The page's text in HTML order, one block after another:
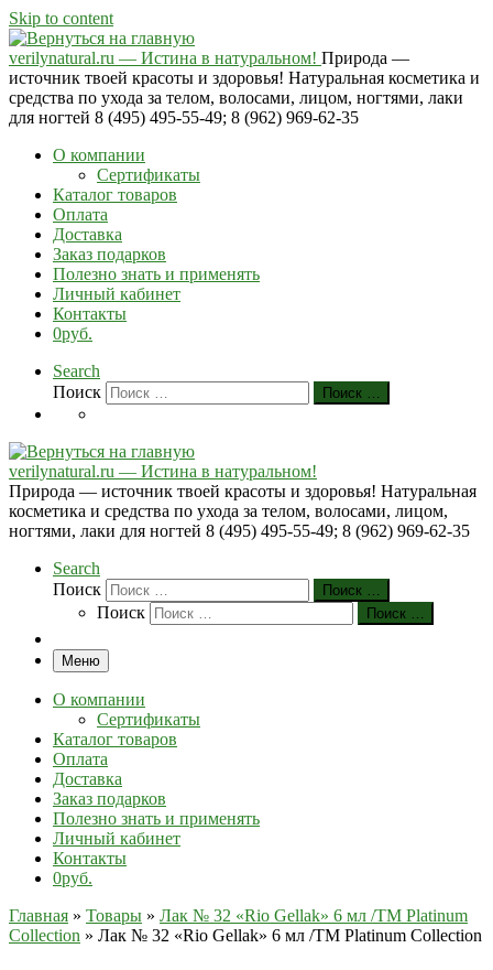
Skip to content
verilynatural.ru — Истина в натуральном! Природа —
источник твоей красоты и здоровья! Натуральная косметика и
средства по ухода за телом, волосами, лицом, ногтями, лаки
для ногтей 8 (495) 495-55-49; 8 (962) 969-62-35
О компании
Сертификаты
Каталог товаров
Оплата
Доставка
Заказ подарков
Полезно знать и применять
Личный кабинет
Контакты
0руб.
Search
Поиск
Поиск …
verilynatural.ru — Истина в натуральном!
Природа — источник твоей красоты и здоровья! Натуральная
косметика и средства по ухода за телом, волосами, лицом,
ногтями, лаки для ногтей 8 (495) 495-55-49; 8 (962) 969-62-35
Search
Поиск
Поиск …
Поиск Поиск …
Меню
О компании
Сертификаты
Каталог товаров
Оплата
Доставка
Заказ подарков
Полезно знать и применять
Личный кабинет
Контакты
0руб.
Главная » Товары » Лак № 32 «Rio Gellak» 6 мл /ТМ Platinum
Collection » Лак № 32 «Rio Gellak» 6 мл /ТМ Platinum Collection